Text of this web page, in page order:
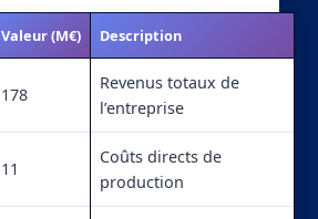
Valeur (M€) Description
178
Revenus totaux de
l’entreprise
11
Coûts directs de
production